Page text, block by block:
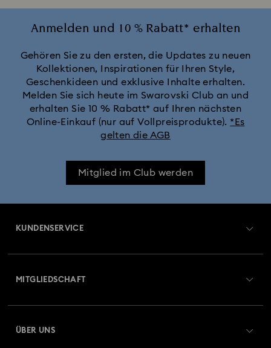
Anmelden und 10 % Rabatt* erhalten
Gehören Sie zu den ersten, die Updates zu neuen
Kollektionen, Inspirationen für Ihren Style,
Geschenkideen und exklusive Inhalte erhalten.
Melden Sie sich heute im Swarovski Club an und
erhalten Sie 10 % Rabatt* auf Ihren nächsten
Online-Einkauf (nur auf Vollpreisprodukte). *Es
gelten die AGB
Mitglied im Club werden
KUNDENSERVICE
MITGLIEDSCHAFT
ÜBER UNS